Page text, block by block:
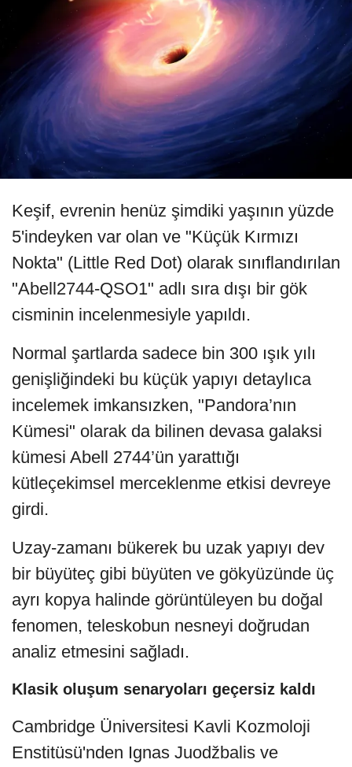
Keşif, evrenin henüz şimdiki yaşının yüzde
5'indeyken var olan ve "Küçük Kırmızı
Nokta" (Little Red Dot) olarak sınıflandırılan
"Abell2744-QSO1" adlı sıra dışı bir gök
cisminin incelenmesiyle yapıldı.
Normal şartlarda sadece bin 300 ışık yılı
genişliğindeki bu küçük yapıyı detaylıca
incelemek imkansızken, "Pandora’nın
Kümesi" olarak da bilinen devasa galaksi
kümesi Abell 2744’ün yarattığı
kütleçekimsel merceklenme etkisi devreye
girdi.
Uzay-zamanı bükerek bu uzak yapıyı dev
bir büyüteç gibi büyüten ve gökyüzünde üç
ayrı kopya halinde görüntüleyen bu doğal
fenomen, teleskobun nesneyi doğrudan
analiz etmesini sağladı.
Klasik oluşum senaryoları geçersiz kaldı
Cambridge Üniversitesi Kavli Kozmoloji
Enstitüsü'nden Ignas Juodžbalis ve